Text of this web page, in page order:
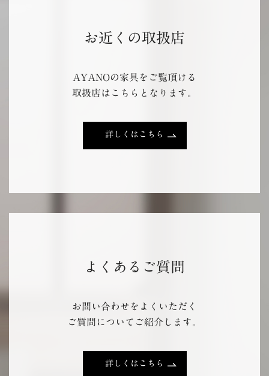
お近くの取扱店
AYANOの家具をご覧頂ける
取扱店はこちらとなります。
詳しくはこちら
よくあるご質問
お問い合わせをよくいただく
ご質問についてご紹介します。
詳しくはこちら